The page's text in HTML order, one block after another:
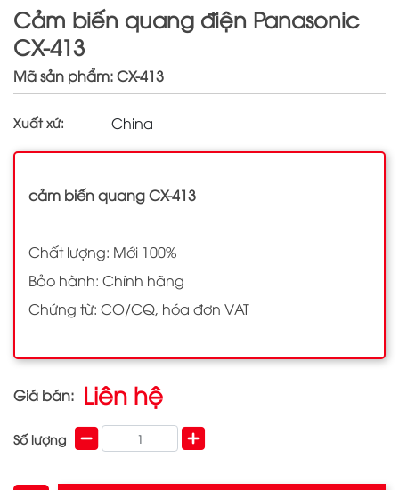
Cảm biến quang điện Panasonic
CX-413
Mã sản phẩm: CX-413
Xuất xứ: China
cảm biến quang CX-413
Chất lượng: Mới 100%
Bảo hành: Chính hãng
Chứng từ: CO/CQ, hóa đơn VAT
Giá bán: Liên hệ
Số lượng